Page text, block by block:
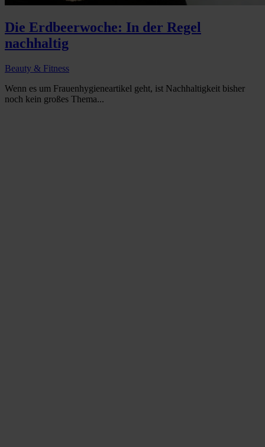
Die Erdbeerwoche: In der Regel
nachhaltig
Beauty & Fitness
Wenn es um Frauenhygieneartikel geht, ist Nachhaltigkeit bisher
noch kein großes Thema...